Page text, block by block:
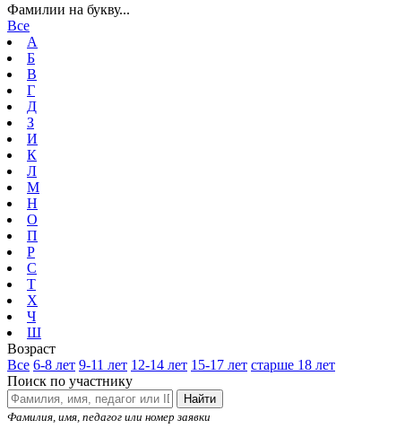
Фамилии на букву...
Все
А
Б
В
Г
Д
З
И
К
Л
М
Н
О
П
Р
С
Т
Х
Ч
Ш
Возраст
Все 6-8 лет 9-11 лет 12-14 лет 15-17 лет старше 18 лет
Поиск по участнику
Найти
Фамилия, имя, педагог или номер заявки